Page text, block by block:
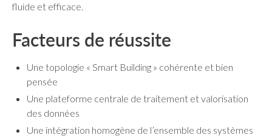
fluide et efficace.
Facteurs de réussite
Une topologie « Smart Building » cohérente et bien
pensée
Une plateforme centrale de traitement et valorisation
des données
Une intégration homogène de l’ensemble des systèmes